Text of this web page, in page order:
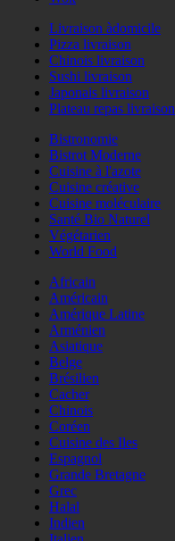
Livraison àdomicile
Pizza livraison
Chinois livraison
Sushi livraison
Japonais livraison
Plateau repas livraison
Bistronomie
Bistrot Moderne
Cuisine à l'azote
Cuisine créative
Cuisine moléculaire
Santé Bio Naturel
Végétarien
World Food
Africain
Américain
Amérique Latine
Arménien
Asiatique
Belge
Brésilien
Cacher
Chinois
Coréen
Cuisine des Iles
Espagnol
Grande Bretagne
Grec
Halal
Indien